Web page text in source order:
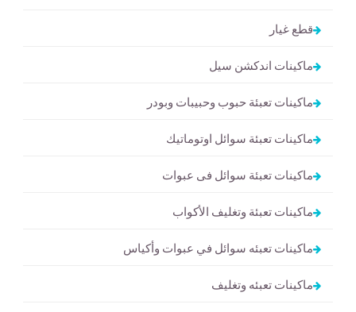
قطع غيار
ماكينات اندكشن سيل
ماكينات تعبئة حبوب وحبيبات وبودر
ماكينات تعبئة سوائل اوتوماتيك
ماكينات تعبئة سوائل فى عبوات
ماكينات تعبئة وتغليف الأكواب
ماكينات تعبئه سوائل في عبوات وأكياس
ماكينات تعبئه وتغليف